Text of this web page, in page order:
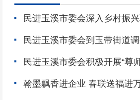
民进玉溪市委会深入乡村振
民进玉溪市委会到玉带街道
民进玉溪市委会积极开展“尊
翰墨飘香进企业 春联送福进